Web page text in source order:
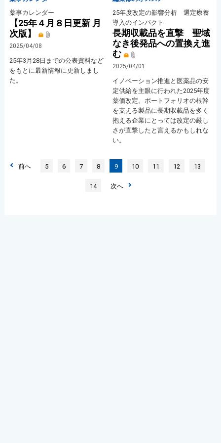
薬事カレンダー
【25年４月８日更新 月
次版】
2025/04/08
25年3月28日までの公表資料など
をもとに最新情報に更新しまし
た。
25年度改定の影響分析 選定療養
導入のインパクト
長期収載品を直撃 聖域
なき後発品への置換え進
む
2025/04/01
イノベーション推進と医薬品の安
定供給を主眼に行われた2025年度
薬価改定。ポートフォリオの根幹
を支える製品に長期収載品を多く
抱える企業にとっては改定の厳し
さが直撃したと言えるかもしれな
い。
前へ 5 6 7 8 9 10 11 12 13
14 次へ